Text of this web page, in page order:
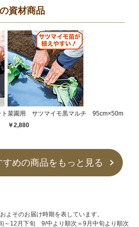
資材商品
菜園用 サツマイモ黒マルチ 95cm×50m
￥2,880
すめの商品をもっと見る
よそのお届け時期を表しています。
～12月下旬 9/中より順次＝9月中旬より順次